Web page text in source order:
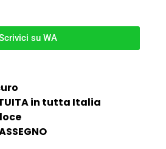
su WA
in tutta Italia